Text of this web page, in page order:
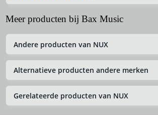
Meer producten bij Bax Music
Andere producten van NUX
Alternatieve producten andere merken
Gerelateerde producten van NUX